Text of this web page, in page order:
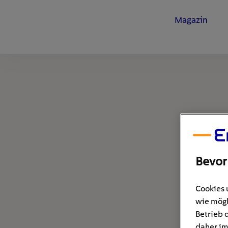
Magazin
Cookies
wie
Betrieb